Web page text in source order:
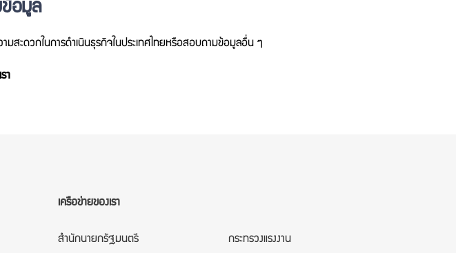
อมูล
มสะดวกในการดำเนินธุรกิจในประเทศไทยหรือสอบถามข้อมูลอื่น ๆ
า
เครือข่ายของเรา
สำนักนายกรัฐมนตรี กระทรวงแรงงาน